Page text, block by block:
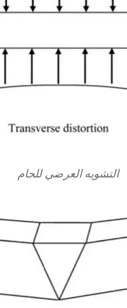
التشويه العرضي للحام